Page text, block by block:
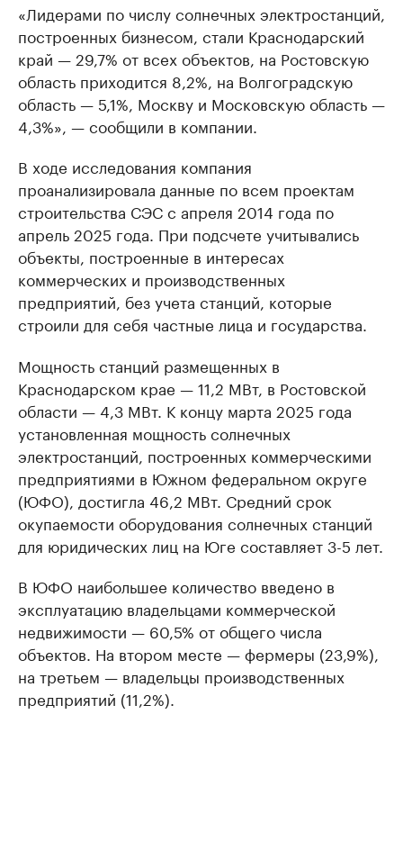
«Лидерами по числу солнечных электростанций,
построенных бизнесом, стали Краснодарский
край — 29,7% от всех объектов, на Ростовскую
область приходится 8,2%, на Волгоградскую
область — 5,1%, Москву и Московскую область —
4,3%», — сообщили в компании.
В ходе исследования компания
проанализировала данные по всем проектам
строительства СЭС с апреля 2014 года по
апрель 2025 года. При подсчете учитывались
объекты, построенные в интересах
коммерческих и производственных
предприятий, без учета станций, которые
строили для себя частные лица и государства.
Мощность станций размещенных в
Краснодарском крае — 11,2 МВт, в Ростовской
области — 4,3 МВт. К концу марта 2025 года
установленная мощность солнечных
электростанций, построенных коммерческими
предприятиями в Южном федеральном округе
(ЮФО), достигла 46,2 МВт. Средний срок
окупаемости оборудования солнечных станций
для юридических лиц на Юге составляет 3-5 лет.
В ЮФО наибольшее количество введено в
эксплуатацию владельцами коммерческой
недвижимости — 60,5% от общего числа
объектов. На втором месте — фермеры (23,9%),
на третьем — владельцы производственных
предприятий (11,2%).